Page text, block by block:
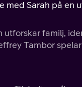
med Sarah på en
familj,
Tambor